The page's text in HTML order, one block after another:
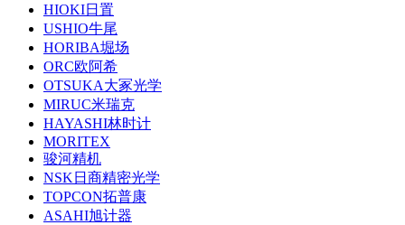
HIOKI日置
USHIO牛尾
HORIBA堀场
ORC欧阿希
OTSUKA大冢光学
MIRUC米瑞克
HAYASHI林时计
MORITEX
骏河精机
NSK日商精密光学
TOPCON拓普康
ASAHI旭计器